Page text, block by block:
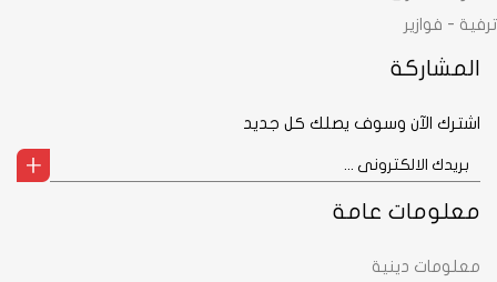
معلومات عامة
معلومات دينية
ترفية - فوازير
المشاركة
اشترك الآن وسوف يصلك كل جديد